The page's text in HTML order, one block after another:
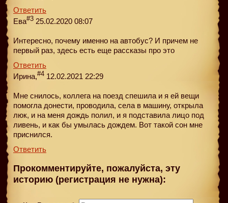
Ответить
Ева#3 25.02.2020 08:07
Интересно, почему именно на автобус? И причем не
первый раз, здесь есть еще рассказы про это
Ответить
Ирина,#4 12.02.2021 22:29
Мне снилось, коллега на поезд спешила и я ей вещи
помогла донести, проводила, села в машину, открыла
люк, и на меня дождь полил, и я подставила лицо под
ливень, и как бы умылась дождем. Вот такой сон мне
приснился.
Ответить
Прокомментируйте, пожалуйста, эту
историю (регистрация не нужна):